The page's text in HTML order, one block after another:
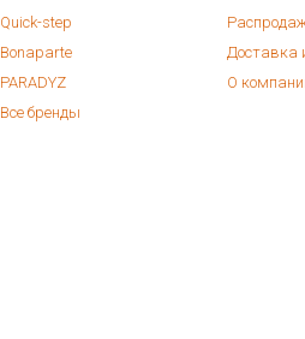
Quick-step
Bonaparte
PARADYZ
Все бренды
Доставка
О